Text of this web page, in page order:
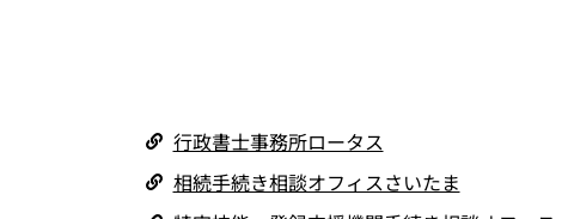
行政書士事務所ロータス
相続手続き相談オフィスさいたま